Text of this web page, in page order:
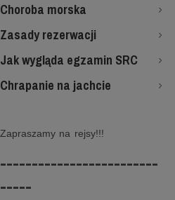
Choroba morska
Zasady rezerwacji
Jak wygląda egzamin SRC
Chrapanie na jachcie
Zapraszamy na rejsy!!!
-------------------------
-----